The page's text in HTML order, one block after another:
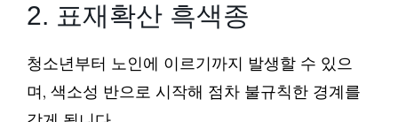
2. 표재확산 흑색종
청소년부터 노인에 이르기까지 발생할 수 있으
며, 색소성 반으로 시작해 점차 불규칙한 경계를